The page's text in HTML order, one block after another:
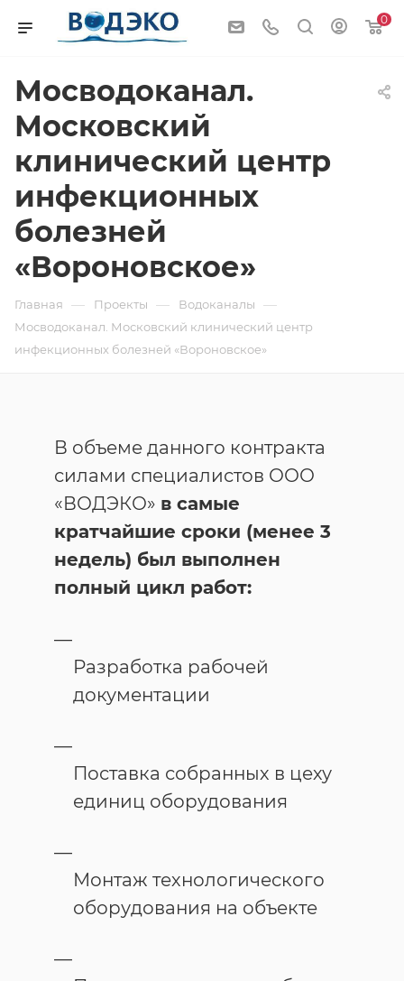
0
Мосводоканал.
Московский
клинический центр
инфекционных
болезней
«Вороновское»
Главная — Проекты — Водоканалы —
Мосводоканал. Московский клинический центр
инфекционных болезней «Вороновское»
В объеме данного контракта
силами специалистов ООО
«ВОДЭКО» в самые
кратчайшие сроки (менее 3
недель) был выполнен
полный цикл работ:
Разработка рабочей
документации
Поставка собранных в цеху
единиц оборудования
Монтаж технологического
оборудования на объекте